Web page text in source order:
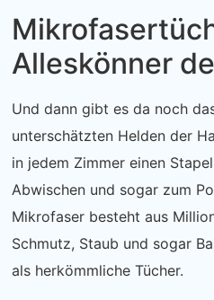
Alleskönner
Und dann gibt es da noch
unterschätzten Helden der
in jedem Zimmer einen
Abwischen und sogar zum
Mikrofaser besteht aus
Schmutz, Staub und sogar
als herkömmliche Tücher.